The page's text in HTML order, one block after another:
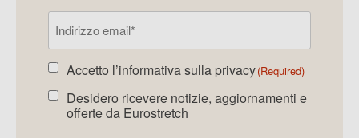
e-
mail
Accetto
la
newsletter(Required)
Accetto l’informativa sulla privacy(Required)
Accetto
Desidero ricevere notizie, aggiornamenti e
offerte da Eurostretch